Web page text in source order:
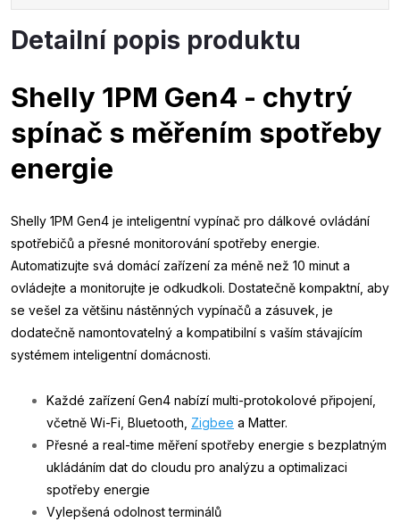
Detailní popis produktu
Shelly 1PM Gen4 - chytrý
spínač s měřením spotřeby
energie
Shelly 1PM Gen4 je inteligentní vypínač pro dálkové ovládání
spotřebičů a přesné monitorování spotřeby energie.
Automatizujte svá domácí zařízení za méně než 10 minut a
ovládejte a monitorujte je odkudkoli. Dostatečně kompaktní, aby
se vešel za většinu nástěnných vypínačů a zásuvek, je
dodatečně namontovatelný a kompatibilní s vaším stávajícím
systémem inteligentní domácnosti.
Každé zařízení Gen4 nabízí multi-protokolové připojení,
včetně Wi-Fi, Bluetooth, Zigbee a Matter.
Přesné a real-time měření spotřeby energie s bezplatným
ukládáním dat do cloudu pro analýzu a optimalizaci
spotřeby energie
Vylepšená odolnost terminálů